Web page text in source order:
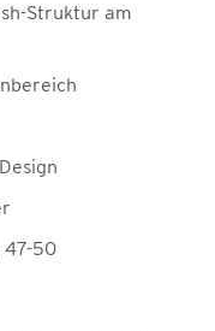
Struktur am
47-50